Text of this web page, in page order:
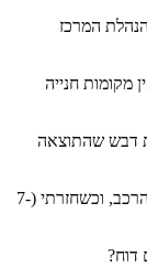
המרכז
מקומות חנייה
דבש שהתוצאה
"תוך מספר דקות רשמו לי דוח, אחרי שהתרחקתי מהרכב, וכשחזרתי (7-
דוח?